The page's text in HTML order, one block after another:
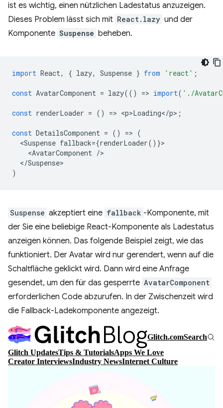
ist es wichtig, einen nützlichen Ladestatus anzuzeigen.
Dieses Problem lässt sich mit React.lazy und der
Komponente Suspense beheben.
import React, { lazy, Suspense } from 'react' ;
const AvatarComponent = lazy(() => import( './
const renderLoader = () => <p>Loading</p> ;
const DetailsComponent = () => (
<Suspense fallback={renderLoader()}
<AvatarComponent /
</Suspense
)
Suspense akzeptiert eine fallback -Komponente, mit
der Sie eine beliebige React-Komponente als Ladestatus
anzeigen können. Das folgende Beispiel zeigt, wie das
funktioniert. Der Avatar wird nur gerendert, wenn auf die
Schaltfläche geklickt wird. Dann wird eine Anfrage
gesendet, um den für das gesperrte AvatarComponent
erforderlichen Code abzurufen. In der Zwischenzeit wird
die Fallback-Ladekomponente angezeigt.